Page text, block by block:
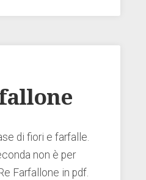
di fiori e farfalle.
non è per
Farfallone in pdf.